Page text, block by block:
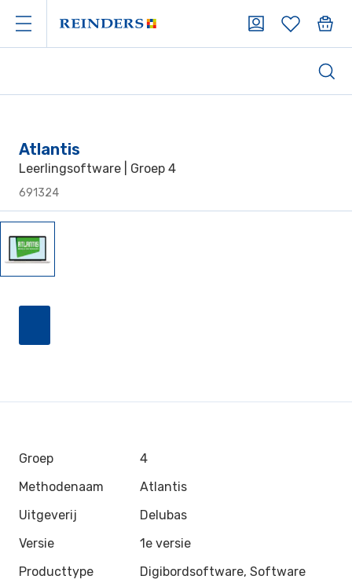
Atlantis
Leerlingsoftware | Groep 4
691324
Groep
4
Methodenaam
Atlantis
Uitgeverij
Delubas
Versie
1e versie
Producttype
Digibordsoftware, Software